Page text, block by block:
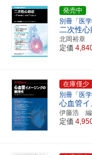
発売中
別冊「医
二次性
北岡裕章
定価
在庫僅少
別冊「医
心血管
伊藤浩 編
定価